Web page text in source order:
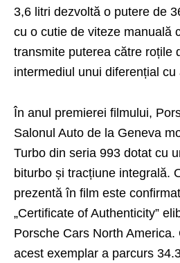
3,6 litri dezvoltă o putere de
cu o cutie de viteze manuală
transmite puterea către roțile
intermediul unui diferențial
În anul premierei filmului,
Salonul Auto de la Geneva
Turbo din seria 993 dotat cu
biturbo și tracțiune integrală.
prezentă în film este
„Certificate of Authenticity”
Porsche Cars North
acest exemplar a parcurs